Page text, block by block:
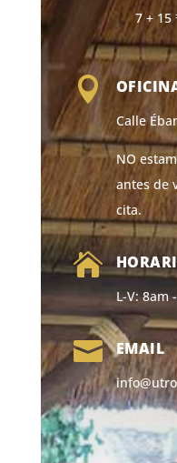
7 + 15

Calle
NO
antes de
cita.

L-V: 8am
 EMAIL